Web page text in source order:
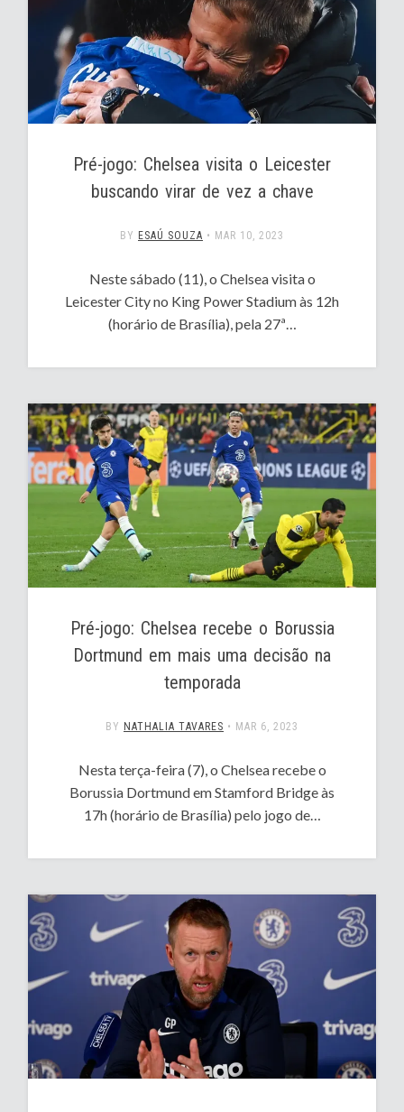
Pré-jogo: Chelsea visita o Leicester
buscando virar de vez a chave
BY ESAÚ SOUZA • MAR 10, 2023
Neste sábado (11), o Chelsea visita o
Leicester City no King Power Stadium às 12h
(horário de Brasília), pela 27ª…
Pré-jogo: Chelsea recebe o Borussia
Dortmund em mais uma decisão na
temporada
BY NATHALIA TAVARES • MAR 6, 2023
Nesta terça-feira (7), o Chelsea recebe o
Borussia Dortmund em Stamford Bridge às
17h (horário de Brasília) pelo jogo de…